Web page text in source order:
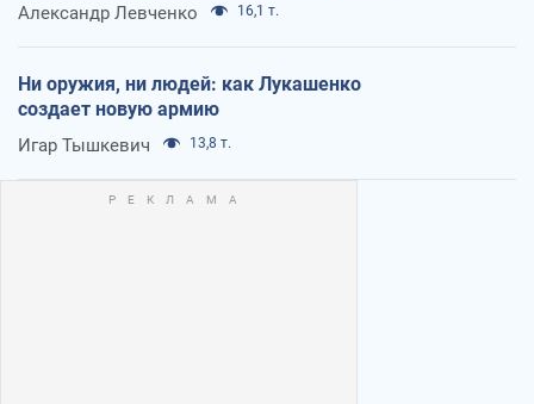
Александр Левченко 16,1 т.
Ни оружия, ни людей: как Лукашенко
создает новую армию
Игар Тышкевич 13,8 т.